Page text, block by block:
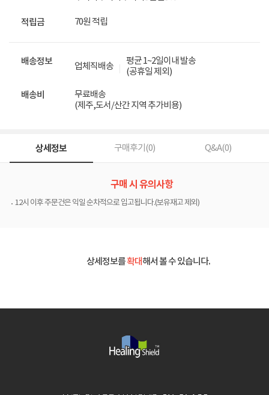
적립금 70원 적립
배송정보 업체직배송
평균 1~2일이내 발송
(공휴일 제외)
배송비
무료배송
(제주,도서/산간 지역 추가비용)
상세정보 구매후기(0) Q&A(0)
구매 시 유의사항
12시 이후 주문건은 익일 순차적으로 입고됩니다.(보유재고 제외)
상세정보를확대해서 볼 수 있습니다.